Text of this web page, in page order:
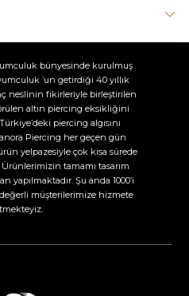
bünyesinde kurulmuş
’un getirdiği 40 yıllık
neslinin fikirleriyle birleştirilen
altın piercing eksikliğini
piercing algısını
Piercing her geçen gün
yelpazesiyle çok kısa sürede
tamamı tasarım
yapılmaktadır. Şu anda 1000’i
müşterilerimize hizmete